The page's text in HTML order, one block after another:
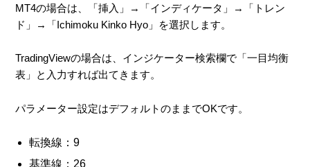
MT4の場合は、「挿入」→「インディケータ」→「トレン
ド」→「Ichimoku Kinko Hyo」を選択します。
TradingViewの場合は、インジケーター検索欄で「一目均衡
表」と入力すれば出てきます。
パラメーター設定はデフォルトのままでOKです。
転換線：9
基準線：26